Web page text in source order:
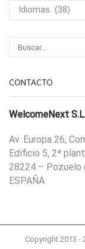
Idiomas (38)
CONTACTO
WelcomeNext
Av. Europa 26,
Edificio 5, 2ª
28224 – Pozuelo
ESPAÑA
Copyright 2013 -